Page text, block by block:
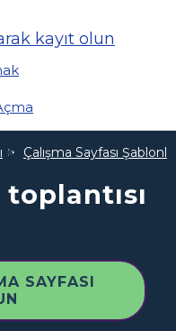
kayıt olun
Çalışma Sayfası
SAYFASI